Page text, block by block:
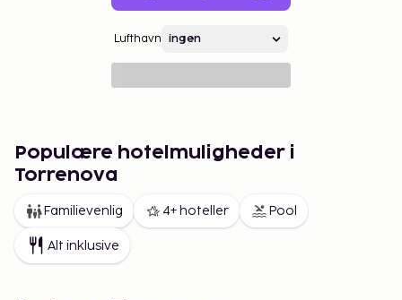
Lufthavn
Populære hotelmuligheder i
Torrenova
Familievenlig 4+ hoteller Pool
Alt inklusive